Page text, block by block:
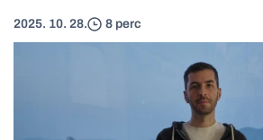
2025. 10. 28. 8 perc